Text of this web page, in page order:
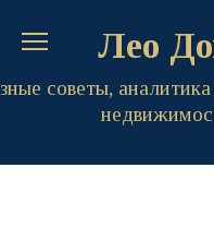
Лео
советы,